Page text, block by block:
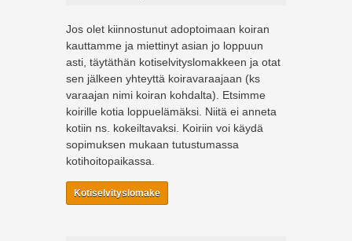
Jos olet kiinnostunut adoptoimaan koiran
kauttamme ja miettinyt asian jo loppuun
asti, täytäthän kotiselvityslomakkeen ja otat
sen jälkeen yhteyttä koiravaraajaan (ks
varaajan nimi koiran kohdalta). Etsimme
koirille kotia loppuelämäksi. Niitä ei anneta
kotiin ns. kokeiltavaksi. Koiriin voi käydä
sopimuksen mukaan tutustumassa
kotihoitopaikassa.
Kotiselvityslomake